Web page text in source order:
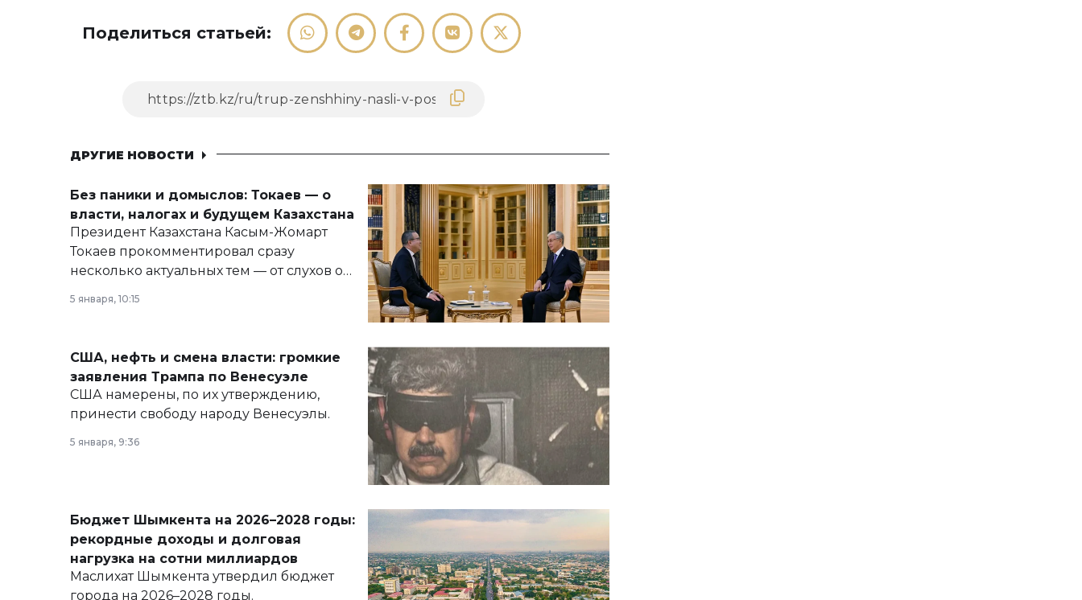
Поделиться статьей:
ДРУГИЕ НОВОСТИ
Без паники и домыслов: Токаев — о
власти, налогах и будущем Казахстана
Президент Казахстана Касым-Жомарт
Токаев прокомментировал сразу
несколько актуальных тем — от слухов о
армии, экономики и личного здоровья.
5 января, 10:15
США, нефть и смена власти: громкие
заявления Трампа по Венесуэле
США намерены, по их утверждению,
принести свободу народу Венесуэлы.
5 января, 9:36
Бюджет Шымкента на 2026–2028 годы:
рекордные доходы и долговая
нагрузка на сотни миллиардов
Маслихат Шымкента утвердил бюджет
города на 2026–2028 годы.